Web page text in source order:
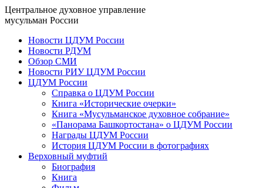
Центральное духовное управление
мусульман России
Новости ЦДУМ России
Новости РДУМ
Обзор СМИ
Новости РИУ ЦДУМ России
ЦДУМ России
Справка о ЦДУМ России
Книга «Исторические очерки»
Книга «Мусульманское духовное собрание»
«Панорама Башкортостана» о ЦДУМ России
Награды ЦДУМ России
История ЦДУМ России в фотографиях
Верховный муфтий
Биография
Книга